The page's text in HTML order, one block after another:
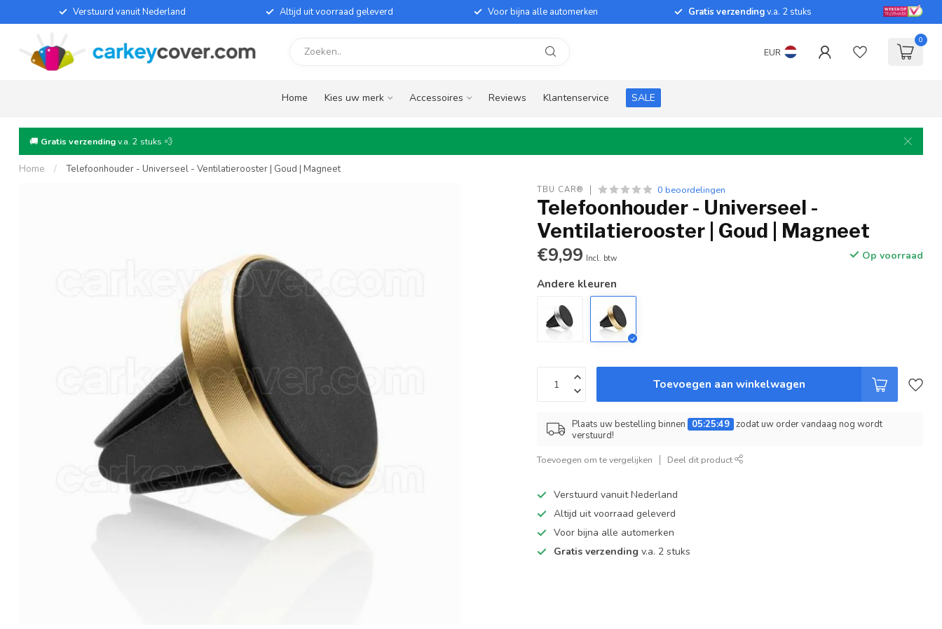
Verstuurd vanuit Nederland Altijd uit voorraad geleverd Voor bijna alle automerken Gratis verzendingv.a. 2 stuks
EUR
0
Home Kies uw merk Accessoires Reviews Klantenservice SALE
🚚 Gratis verzendingv.a. 2 stuks 💨
Home / Telefoonhouder - Universeel - Ventilatierooster | Goud | Magneet
TBU CAR® 0 beoordelingen
Telefoonhouder - Universeel -
Ventilatierooster | Goud | Magneet
€9,99 Incl. btw Op voorraad
Andere kleuren
Toevoegen aan winkelwagen
Plaats uw bestelling binnen 05:25:48 zodat uw order vandaag nog wordt
verstuurd!
Toevoegen om te vergelijken Deel dit product
Verstuurd vanuit Nederland
Altijd uit voorraad geleverd
Voor bijna alle automerken
Gratis verzending v.a. 2 stuks